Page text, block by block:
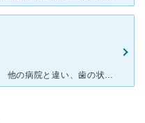
かぶせ物が取れたため受診しました。 他の病院と違い、歯の状態を確認したらすぐ必要な治療だけをしてくれます。 治療は素早く、時間をかけませんし痛くもないです。 何度も通わせることもないため、さ